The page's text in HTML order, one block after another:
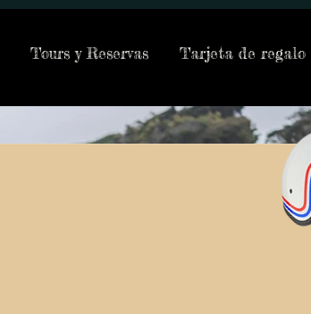
Tours y Reservas Tarjeta de regalo